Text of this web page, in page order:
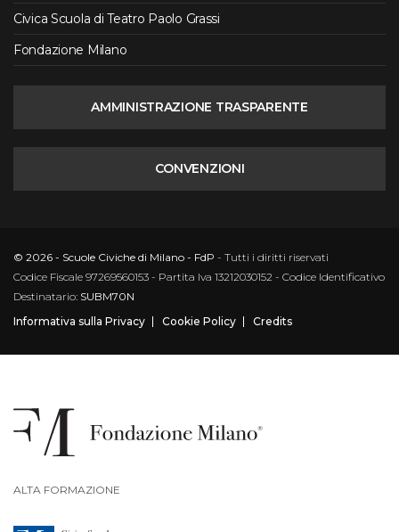
Civica Scuola di Teatro Paolo Grassi
Fondazione Milano
AMMINISTRAZIONE TRASPARENTE
CONVENZIONI
© 2026 - Scuole Civiche di Milano - FdP - Tutti i diritti riservati
Codice Fiscale 97269560153 - Partita Iva 13212030152 - Codice Identificativo
Destinatario: SUBM70N
Informativa sulla Privacy
Cookie Policy Credits
ALTA FORMAZIONE